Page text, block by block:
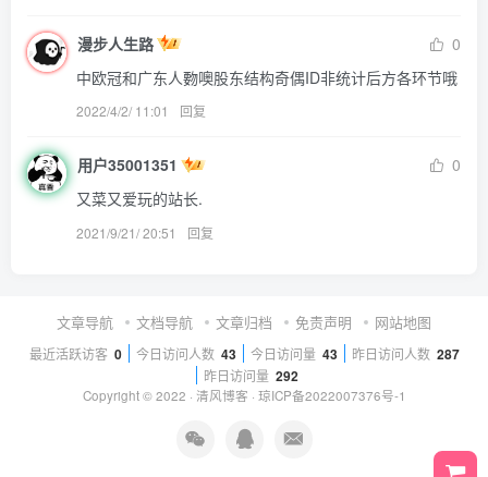
漫步人生路
0
中欧冠和广东人覅噢股东结构奇偶ID非统计后方各环节哦
2022/4/2/ 11:01 回复
用户35001351
0
又菜又爱玩的站长.
2021/9/21/ 20:51 回复
文章导航 文档导航 文章归档 免责声明 网站地图
最近活跃访客 0 今日访问人数 43 今日访问量 43 昨日访问人数 287
昨日访问量 292
Copyright © 2022 · 清风博客 · 琼ICP备2022007376号-1